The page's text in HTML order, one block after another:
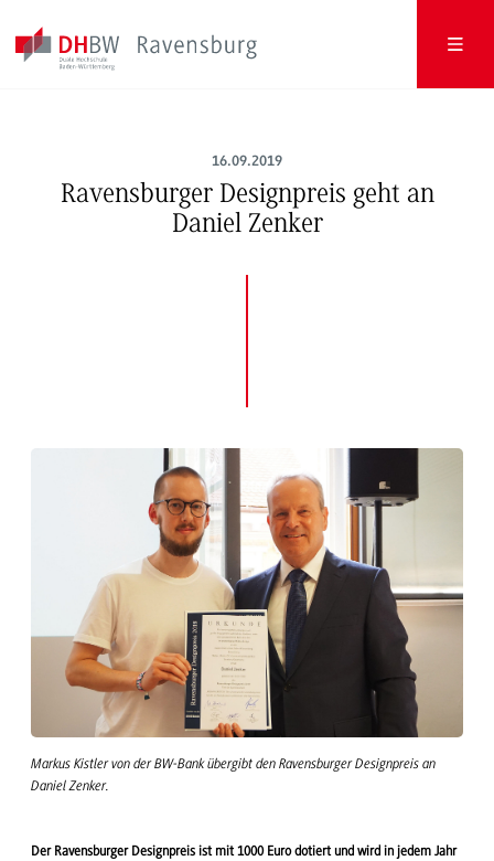
16.09.2019
Ravensburger Designpreis geht an
Daniel Zenker
Markus Kistler von der BW-Bank übergibt den Ravensburger Designpreis an
Daniel Zenker.
Der Ravensburger Designpreis ist mit 1000 Euro dotiert und wird in jedem Jahr